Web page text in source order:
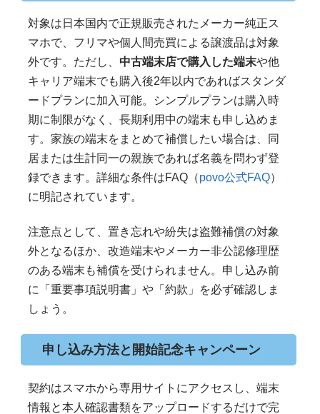
対象は日本国内で正規販売されたメーカー純正ス
マホで、フリマや個人間売買による譲渡品は対象
外です。ただし、 中古端末店で購入した端末や他
キャリア端末でも購入後2年以内であればスタンダ
ードプランに加入可能。シンプルプランは購入時
期に制限がなく、長期利用中の端末も申し込めま
す。家族の端末をまとめて補償したい場合は、同
居または生計同一の親族であれば名義を問わず登
録できます。詳細な条件はFAQ（povo公式FAQ）
に明記されています。
注意点として、置き忘れや紛失は盗難補償の対象
外となるほか、改造端末やメーカー非公認修理歴
のある端末も補償を受けられません。申し込み前
に「重要事項説明書」や「約款」を必ず確認しま
しょう。
申し込み方法と開始記念キャンペーン
契約はスマホから専用サイトにアクセスし、端末
情報と本人確認書類をアップロードするだけで完